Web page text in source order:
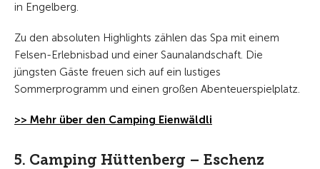
in Engelberg.
Zu den absoluten Highlights zählen das Spa mit einem
Felsen-Erlebnisbad und einer Saunalandschaft. Die
jüngsten Gäste freuen sich auf ein lustiges
Sommerprogramm und einen großen Abenteuerspielplatz.
>> Mehr über den Camping Eienwäldli
5. Camping Hüttenberg – Eschenz